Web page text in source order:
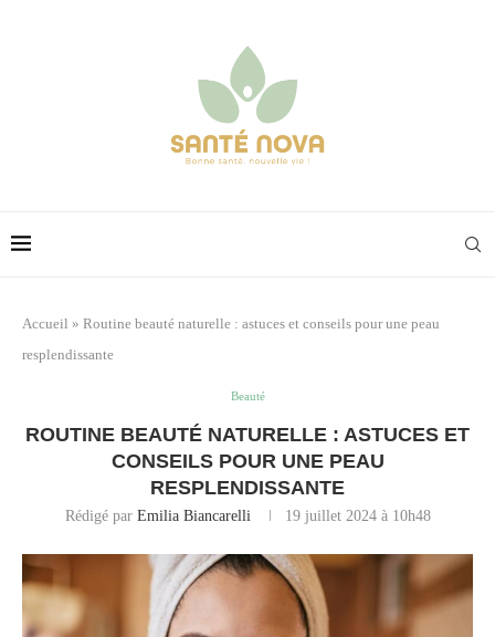
Accueil » Routine beauté naturelle : astuces et conseils pour une peau
resplendissante
Beauté
ROUTINE BEAUTÉ NATURELLE : ASTUCES ET
CONSEILS POUR UNE PEAU
RESPLENDISSANTE
Rédigé par Emilia Biancarelli 19 juillet 2024 à 10h48